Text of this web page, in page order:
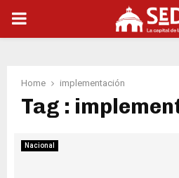
PRIMARY
Home implementación
Tag :
Nacional